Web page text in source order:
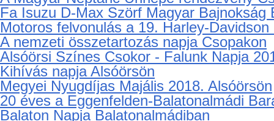
V. Pannon Pálinka Napok Csopakon
Levendula Fesztivál Tihanyban
Béke Presszó a Pannon Várszínházban
Szent Iván éj Balatonalmádiban
A Magyar Néptánc Ünnepe rendezvény
Fa Isuzu D-Max Szörf Magyar Bajnokság
Motoros felvonulás a 19. Harley-
A nemzeti összetartozás napja Csopakon